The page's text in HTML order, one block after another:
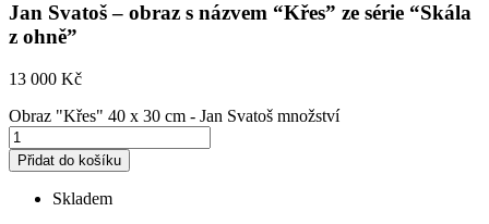
Jan Svatoš – obraz s názvem “Křes” ze série “Skála
z ohně”
13 000 Kč
Obraz "Křes" 40 x 30 cm - Jan Svatoš množství
Přidat do košíku
Skladem